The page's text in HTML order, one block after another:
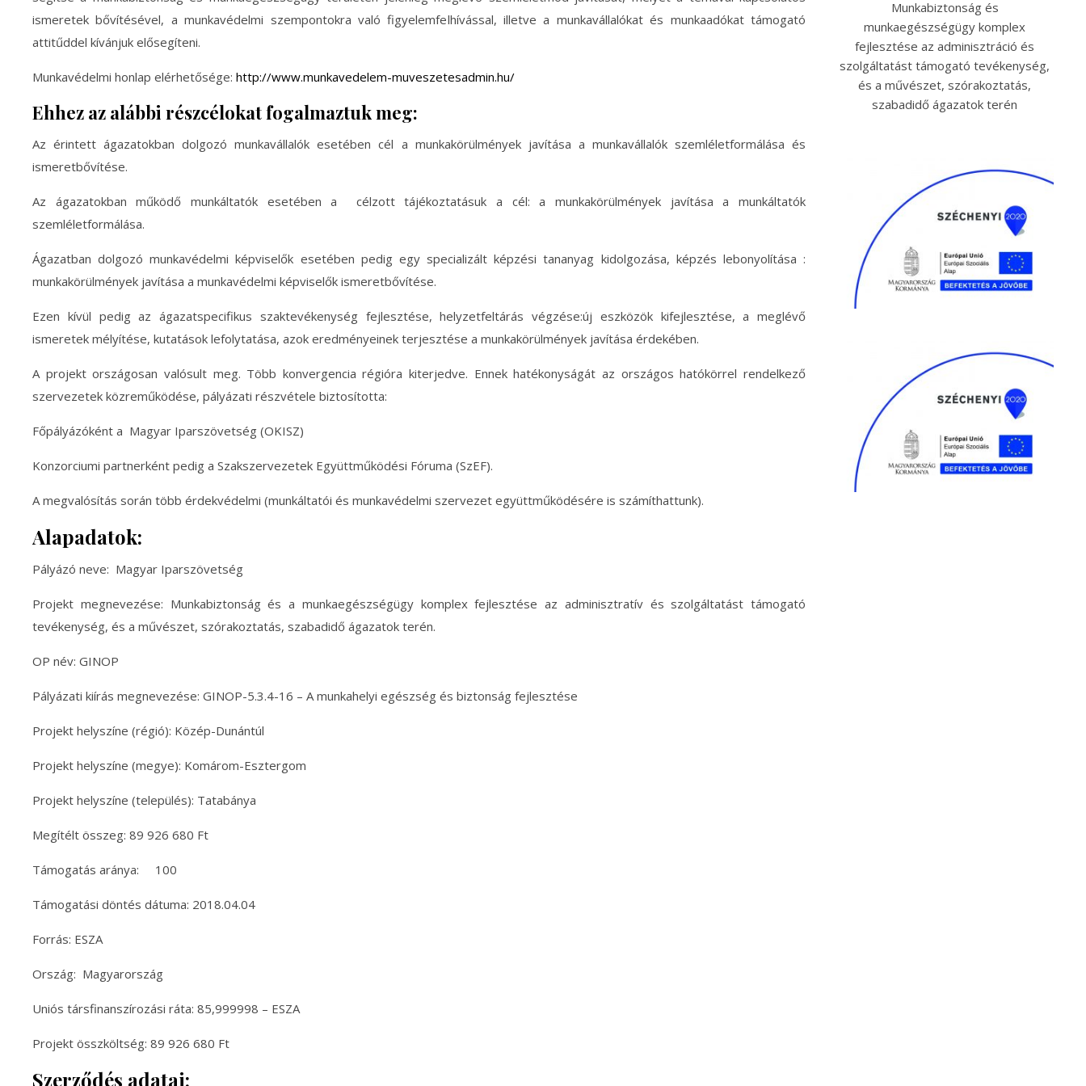
ismeretek bővítésével, a munkavédelmi szempontokra való figyelemfelhívással, illetve a munkavállalókat és munkaadókat támogató
attitűddel kívánjuk elősegíteni.
Munkavédelmi honlap elérhetősége: http://www.munkavedelem-muveszetesadmin.hu/
Ehhez az alábbi részcélokat fogalmaztuk meg:
Az érintett ágazatokban dolgozó munkavállalók esetében cél a munkakörülmények javítása a munkavállalók szemléletformálása és
ismeretbővítése.
Az ágazatokban működő munkáltatók esetében a célzott tájékoztatásuk a cél: a munkakörülmények javítása a munkáltatók
szemléletformálása.
Ágazatban dolgozó munkavédelmi képviselők esetében pedig egy specializált képzési tananyag kidolgozása, képzés lebonyolítása :
munkakörülmények javítása a munkavédelmi képviselők ismeretbővítése.
Ezen kívül pedig az ágazatspecifikus szaktevékenység fejlesztése, helyzetfeltárás végzése:új eszközök kifejlesztése, a meglévő
ismeretek mélyítése, kutatások lefolytatása, azok eredményeinek terjesztése a munkakörülmények javítása érdekében.
A projekt országosan valósult meg. Több konvergencia régióra kiterjedve. Ennek hatékonyságát az országos hatókörrel rendelkező
szervezetek közreműködése, pályázati részvétele biztosította:
Főpályázóként a Magyar Iparszövetség (OKISZ)
Konzorciumi partnerként pedig a Szakszervezetek Együttműködési Fóruma (SzEF).
A megvalósítás során több érdekvédelmi (munkáltatói és munkavédelmi szervezet együttműködésére is számíthattunk).
Alapadatok:
Pályázó neve: Magyar Iparszövetség
Projekt megnevezése: Munkabiztonság és a munkaegészségügy komplex fejlesztése az adminisztratív és szolgáltatást támogató
tevékenység, és a művészet, szórakoztatás, szabadidő ágazatok terén.
OP név: GINOP
Pályázati kiírás megnevezése: GINOP-5.3.4-16 – A munkahelyi egészség és biztonság fejlesztése
Projekt helyszíne (régió): Közép-Dunántúl
Projekt helyszíne (megye): Komárom-Esztergom
Projekt helyszíne (település): Tatabánya
Megítélt összeg: 89 926 680 Ft
Támogatás aránya: 100
Támogatási döntés dátuma: 2018.04.04
Forrás: ESZA
Ország: Magyarország
Uniós társfinanszírozási ráta: 85,999998 – ESZA
Projekt összköltség: 89 926 680 Ft
Szerződés adatai:
Munkabiztonság és
munkaegészségügy komplex
fejlesztése az adminisztráció és
szolgáltatást támogató tevékenység,
és a művészet, szórakoztatás,
szabadidő ágazatok terén